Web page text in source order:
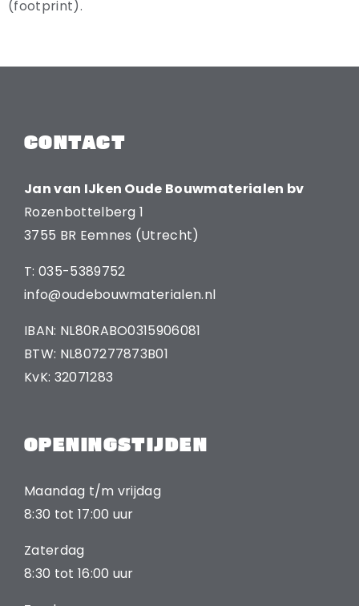
(footprint).
CONTACT
Jan van IJken Oude Bouwmaterialen bv
Rozenbottelberg 1
3755 BR Eemnes (Utrecht)
T: 035-5389752
info@oudebouwmaterialen.nl
IBAN: NL80RABO0315906081
BTW: NL807277873B01
KvK: 32071283
OPENINGSTIJDEN
Maandag t/m vrijdag
8:30 tot 17:00 uur
Zaterdag
8:30 tot 16:00 uur